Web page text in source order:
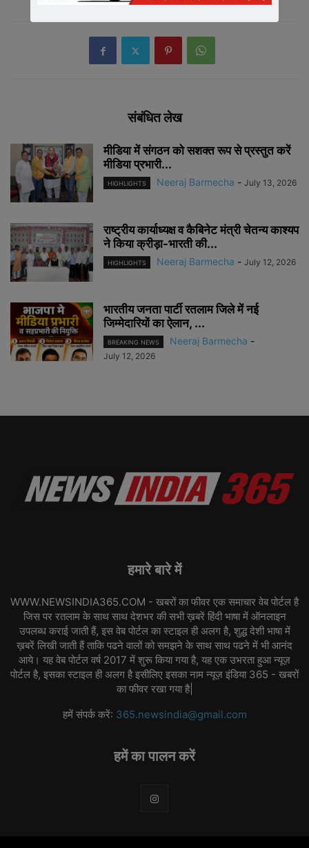
संबंधित लेख
मीडिया में संगठन को सशक्त रूप से प्रस्तुत करें
मीडिया प्रभारी...
HIGHLIGHTS Neeraj Barmecha - July 13, 2026
राष्ट्रीय कार्याध्यक्ष व कैबिनेट मंत्री चेतन्य काश्यप
ने किया क्रीड़ा-भारती की...
HIGHLIGHTS Neeraj Barmecha - July 12, 2026
भारतीय जनता पार्टी रतलाम जिले में नई
जिम्मेदारियों का ऐलान, ...
BREAKING NEWS Neeraj Barmecha -
July 12, 2026
हमारे बारे में
WWW.NEWSINDIA365.COM - खबरों का फीवर एक समाचार वेब पोर्टल है
जिस पर रतलाम के साथ साथ देशभर की सभी ख़बरें हिंदी भाषा में ऑनलाइन
उपलब्ध कराई जाती हैं, इस वेब पोर्टल का स्टाइल ही अलग है, शुद्ध देशी भाषा में
ख़बरें लिखी जाती हैं ताकि पढने वालों को समझने के साथ साथ पढने में भी आनंद
आये। यह वेब पोर्टल वर्ष 2017 में शुरू किया गया है, यह एक उभरता हुआ न्यूज़
पोर्टल है, इसका स्टाइल ही अलग है इसीलिए इसका नाम न्यूज़ इंडिया 365 - खबरों
का फीवर रखा गया है|
हमें संपर्क करें: 365.newsindia@gmail.com
हमें का पालन करें